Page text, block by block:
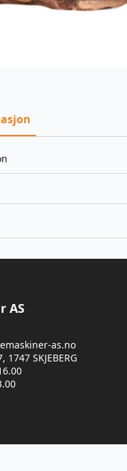
AS
as.no
SKJEBERG